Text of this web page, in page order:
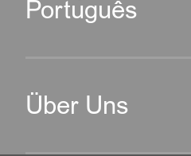
Português
Über Uns